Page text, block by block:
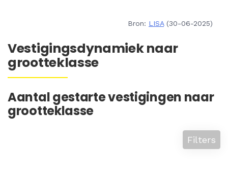
Bron: LISA(30-06-2025)
Vestigingsdynamiek naar
grootteklasse
Aantal gestarte vestigingen naar
grootteklasse
Filters